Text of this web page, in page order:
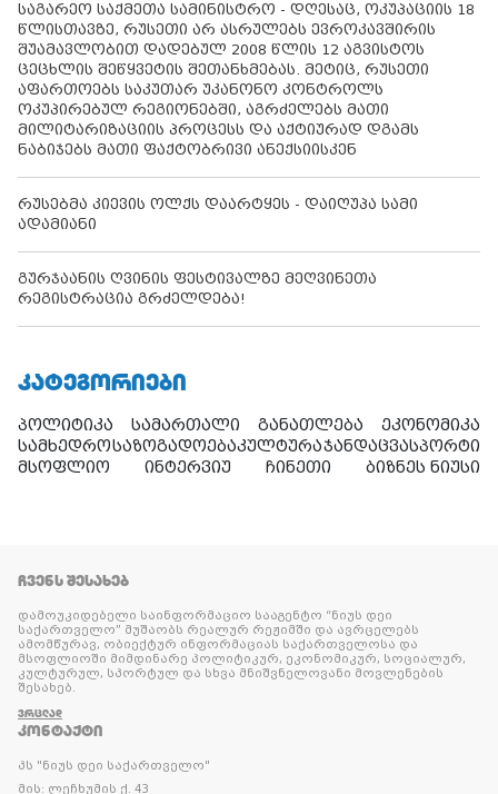
საგარეო საქმეთა სამინისტრო - დღესაც, ოკუპაციის 18
წლისთავზე, რუსეთი არ ასრულებს ევროკავშირის
შუამავლობით დადებულ 2008 წლის 12 აგვისტოს
ცეცხლის შეწყვეტის შეთანხმებას. მეტიც, რუსეთი
აფართოებს საკუთარ უკანონო კონტროლს
ოკუპირებულ რეგიონებში, აგრძელებს მათი
მილიტარიზაციის პროცესს და აქტიურად დგამს
ნაბიჯებს მათი ფაქტობრივი ანექსიისკენ
რუსებმა კიევის ოლქს დაარტყეს - დაიღუპა სამი
ადამიანი
გურჯაანის ღვინის ფესტივალზე მეღვინეთა
რეგისტრაცია გრძელდება!
ᲙᲐᲢᲔᲒᲝᲠᲘᲔᲑᲘ
პოლიტიკა სამართალი განათლება
ეკონომიკა
სამხედროსაზოგადოებაკულტურაჯანდაცვასპორტი
მსოფლიო
ინტერვიუ ჩინეთი ბიზნეს ნიუსი
ᲩᲕᲔᲜᲡ ᲨᲔᲡᲐᲮᲔᲑ
დამოუკიდებელი საინფორმაციო სააგენტო “ნიუს დეი
საქართველო” მუშაობს რეალურ რეჟიმში და ავრცელებს
ამომწურავ, ობიექტურ ინფორმაციას საქართველოსა და
მსოფლიოში მიმდინარე პოლიტიკურ, ეკონომიკურ, სოციალურ,
კულტურულ, სპორტულ და სხვა მნიშვნელოვანი მოვლენების
შესახებ.
ᲕᲠᲪᲚᲐᲓ
ᲙᲝᲜᲢᲐᲥᲢᲘ
პს "ნიუს დეი საქართველო"
მის: ლეჩხუმის ქ. 43